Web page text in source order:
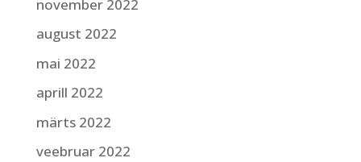
november 2022
august 2022
mai 2022
aprill 2022
märts 2022
veebruar 2022